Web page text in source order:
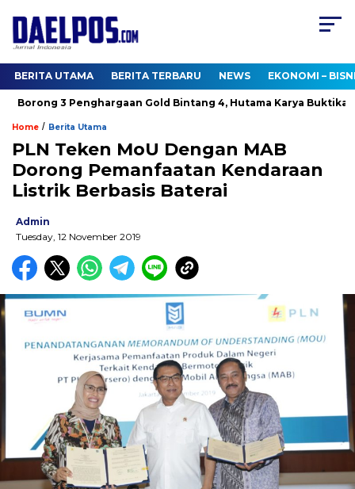
BERITA UTAMA BERITA TERBARU NEWS EKONOMI –
Borong 3 Penghargaan Gold Bintang 4, Hutama Karya Buktikan
Home / Berita Utama
PLN Teken MoU Dengan MAB
Dorong Pemanfaatan Kendaraan
Listrik Berbasis Baterai
Admin
Tuesday, 12 November 2019